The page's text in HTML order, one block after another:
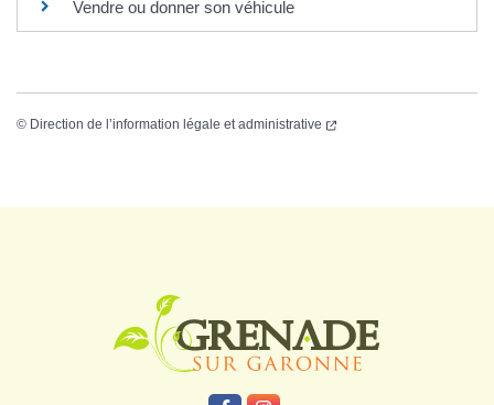
Vendre ou donner son véhicule
© Direction de l’information légale et administrative